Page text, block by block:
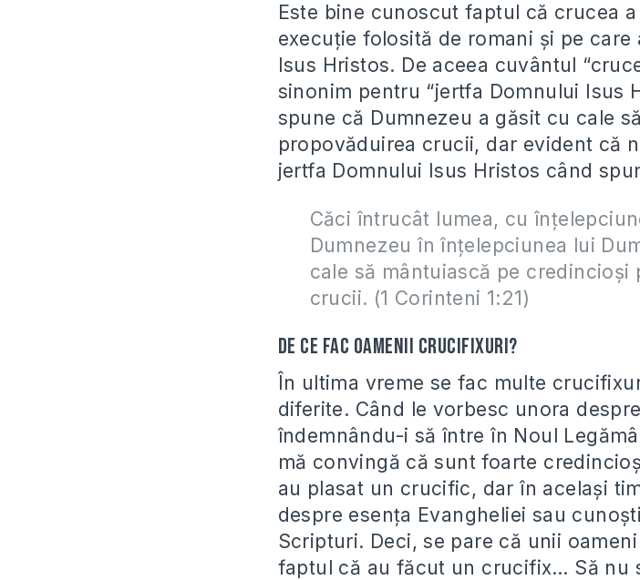
Este bine cunoscut faptul că crucea
execuţie folosită de romani şi pe
Isus Hristos. De aceea cuvântul
sinonim pentru “jertfa Domnului Isus
spune că Dumnezeu a găsit cu cale
propovăduirea crucii, dar evident că
jertfa Domnului Isus Hristos când
Căci întrucât lumea, cu
Dumnezeu în înţelepciunea lui
cale să mântuiască pe
crucii. (1 Corinteni 1:21)
De ce fac oamenii crucifixuri?
În ultima vreme se fac multe
diferite. Când le vorbesc unora
îndemnându-i să între în Noul
mă convingă că sunt foarte
au plasat un crucific, dar în acelaşi
despre esenţa Evangheliei sau
Scripturi. Deci, se pare că unii
faptul că au făcut un crucifix… Să nu